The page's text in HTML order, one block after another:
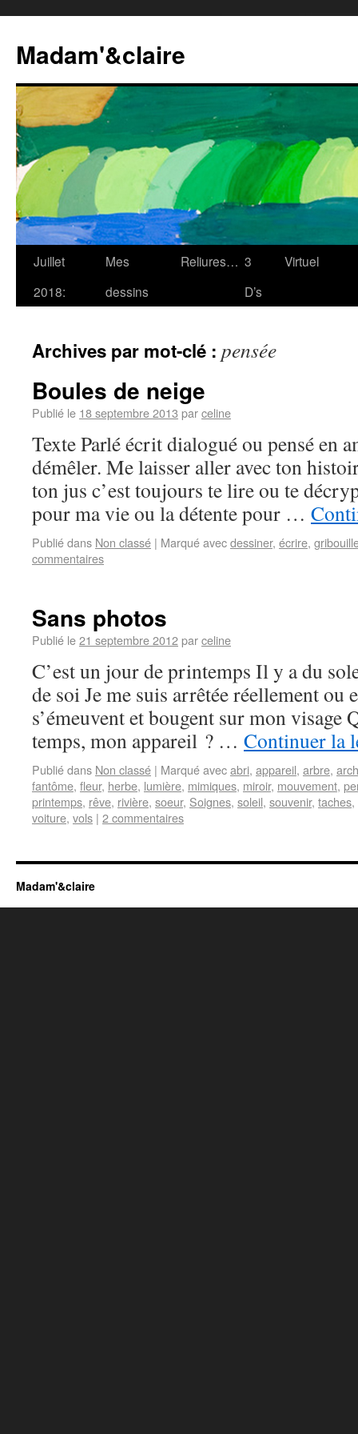
Madam'&claire
Juillet
2018:
Mes
dessins
Reliures… 3
D’s
Virtuel
Archives par mot-clé : pensée
Boules de neige
Publié le 18 septembre 2013 parceline
Texte Parlé écrit dialogué ou pensé en
démêler. Me laisser aller avec ton
ton jus c’est toujours te lire ou te
pour ma vie ou la détente pour …
Publié dans Non classé | Marqué avecdessiner, écrire,
commentaires
Sans photos
Publié le21 septembre 2012parceline
C’est un jour de printemps Il y a du
de soi Je me suis arrêtée réellement ou
s’émeuvent et bougent sur mon visage
temps, mon appareil ? … Continuer la
Publié dans Non classé | Marqué avecabri, appareil, arbre,
fantôme, fleur, herbe, lumière, mimiques, miroir, mouvement,
printemps, rêve, rivière, soeur, Soignes, soleil, souvenir, taches,
voiture, vols | 2 commentaires
Madam'&claire